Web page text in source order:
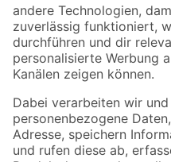
Zur Newsletter Anmeldung
Folge uns
Zahlungsarten